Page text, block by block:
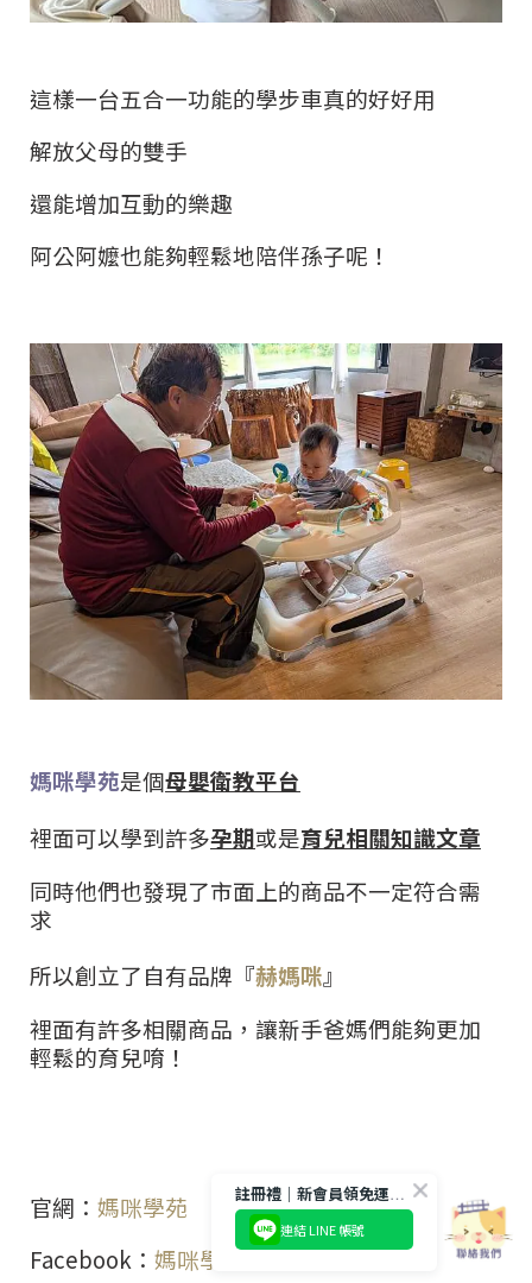
這樣一台五合一功能的學步車真的好好用
解放父母的雙手
還能增加互動的樂趣
阿公阿嬤也能夠輕鬆地陪伴孫子呢！
媽咪學苑是個母嬰衛教平台
裡面可以學到許多孕期或是育兒相關知識文章
同時他們也發現了市面上的商品不一定符合需
求
所以創立了自有品牌『赫媽咪』
裡面有許多相關商品，讓新手爸媽們能夠更加
輕鬆的育兒唷！
官網： 媽咪學苑
Facebook ： 媽咪學苑
註冊禮｜新會員領免運券 滿千免運費
連結 LINE 帳號